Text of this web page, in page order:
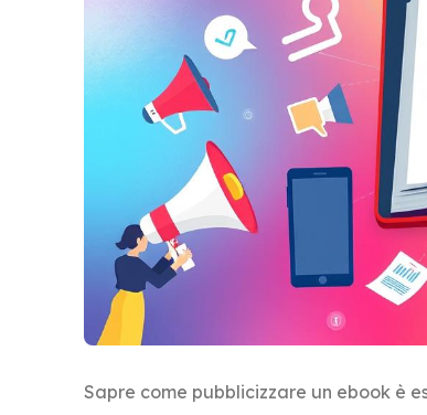
Sapre come pubblicizzare un ebook è